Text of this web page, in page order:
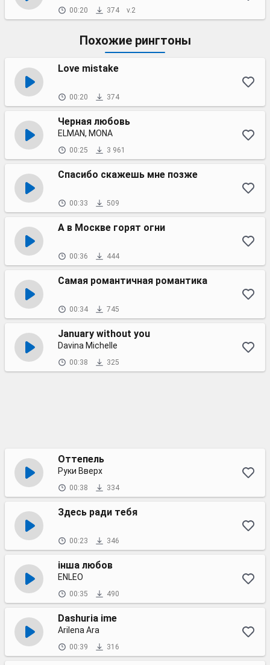
00:20 374 v.2
Похожие рингтоны
Love mistake
00:20 374
Черная любовь
ELMAN, MONA
00:25 3 961
Спасибо скажешь мне позже
00:33 509
А в Москве горят огни
00:36 444
Самая романтичная романтика
00:34 745
January without you
Davina Michelle
00:38 325
Оттепель
Руки Вверх
00:38 334
Здесь ради тебя
00:23 346
інша любов
ENLEO
00:35 490
Dashuria ime
Arilena Ara
00:39 316